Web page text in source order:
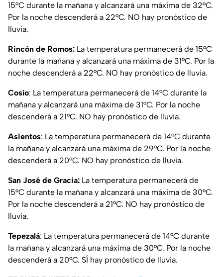
15°C durante la mañana y alcanzará una máxima de 32°C.
Por la noche descenderá a 22°C. NO hay pronóstico de
lluvia.
Rincón de Romos: La temperatura permanecerá de 15°C
durante la mañana y alcanzará una máxima de 31°C. Por la
noche descenderá a 22°C. NO hay pronóstico de lluvia.
Cosío: La temperatura permanecerá de 14°C durante la
mañana y alcanzará una máxima de 31°C. Por la noche
descenderá a 21°C. NO hay pronóstico de lluvia.
Asientos: La temperatura permanecerá de 14°C durante
la mañana y alcanzará una máxima de 29°C. Por la noche
descenderá a 20°C. NO hay pronóstico de lluvia.
San José de Gracia: La temperatura permanecerá de
15°C durante la mañana y alcanzará una máxima de 30°C.
Por la noche descenderá a 21°C. NO hay pronóstico de
lluvia.
Tepezalá: La temperatura permanecerá de 14°C durante
la mañana y alcanzará una máxima de 30°C. Por la noche
descenderá a 20°C. SÍ hay pronóstico de lluvia.